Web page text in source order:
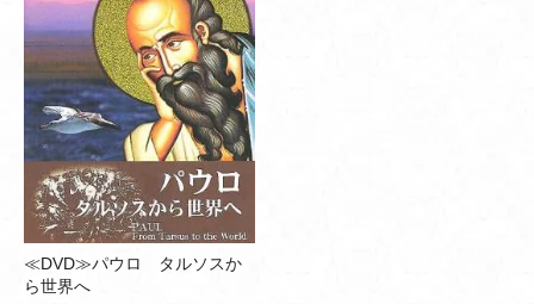
≪DVD≫パウロ タルソスか
ら世界へ